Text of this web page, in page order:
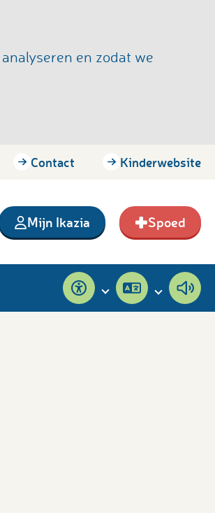
en zodat we
Contact Kinderwebsite
Mijn Ikazia Spoed
Toegankelijkheid
Pagina
vertalen